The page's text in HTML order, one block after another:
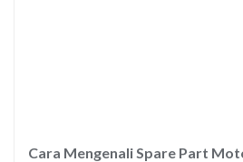
Cara Mengenali Spare Part